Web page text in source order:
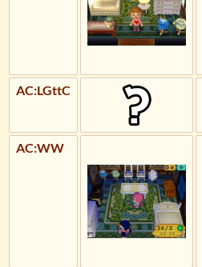
AC:LGttC
AC:WW